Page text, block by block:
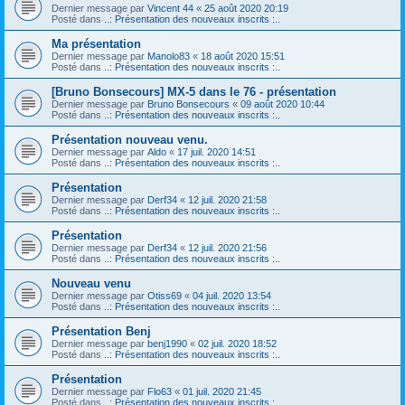
Dernier message par Vincent 44 « 25 août 2020 20:19
Posté dans
..: Présentation des nouveaux inscrits :..
Ma présentation
Dernier message par Manolo83 « 18 août 2020 15:51
Posté dans
..: Présentation des nouveaux inscrits :..
[Bruno Bonsecours] MX-5 dans le 76 - présentation
Dernier message par Bruno Bonsecours « 09 août 2020 10:44
Posté dans
..: Présentation des nouveaux inscrits :..
Présentation nouveau venu.
Dernier message par Aldo « 17 juil. 2020 14:51
Posté dans
..: Présentation des nouveaux inscrits :..
Présentation
Dernier message par Derf34 « 12 juil. 2020 21:58
Posté dans
..: Présentation des nouveaux inscrits :..
Présentation
Dernier message par Derf34 « 12 juil. 2020 21:56
Posté dans
..: Présentation des nouveaux inscrits :..
Nouveau venu
Dernier message par Otiss69 « 04 juil. 2020 13:54
Posté dans
..: Présentation des nouveaux inscrits :..
Présentation Benj
Dernier message par benj1990 « 02 juil. 2020 18:52
Posté dans
..: Présentation des nouveaux inscrits :..
Présentation
Dernier message par Flo63 « 01 juil. 2020 21:45
Posté dans
..: Présentation des nouveaux inscrits :..